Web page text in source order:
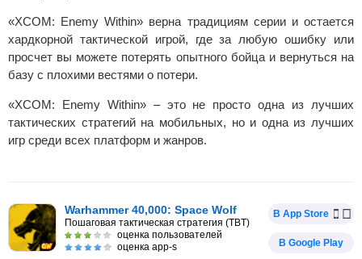
«XCOM: Enemy Within» верна традициям серии и остается
хардкорной тактической игрой, где за любую ошибку или
просчет вы можете потерять опытного бойца и вернуться на
базу с плохими вестями о потери.
«XCOM: Enemy Within» – это не просто одна из лучших
тактических стратегий на мобильных, но и одна из лучших
игр среди всех платформ и жанров.
Warhammer 40,000: Space Wolf
Пошаговая тактическая стратегия (TBT)
оценка пользователей
оценка app-s
В App Store
В Google Play